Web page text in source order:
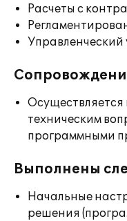
Расчеты с
Управленческий
Осуществляется
техническим
программными
Выполнены
Начальные
решения